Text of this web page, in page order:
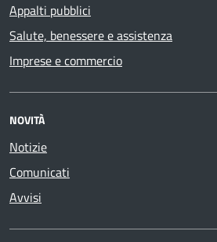
Appalti pubblici
Salute, benessere e assistenza
Imprese e commercio
NOVITÀ
Notizie
Comunicati
Avvisi